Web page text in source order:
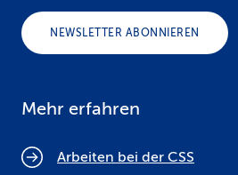
NEWSLETTER ABONNIEREN
Mehr erfahren
Arbeiten bei der CSS